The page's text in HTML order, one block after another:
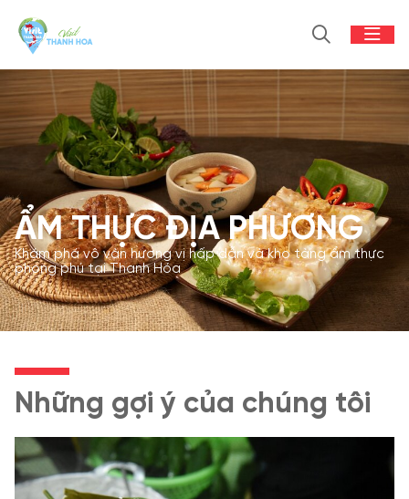
ẨM THỰC ĐỊA PHƯƠNG
Khám phá vô vàn hương vị hấp dẫn và kho tàng ẩm thực
phong phú tại Thanh Hóa
Những gợi ý của chúng tôi